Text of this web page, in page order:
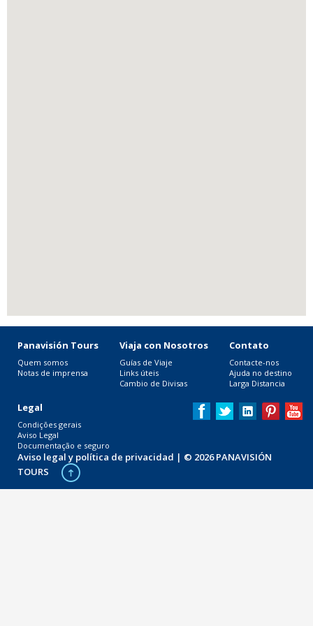
Panavisión Tours
Quem somos
Notas de imprensa
Viaja con Nosotros
Guías de Viaje
Links úteis
Cambio de Divisas
Contato
Contacte-nos
Ajuda no destino
Larga Distancia
Legal
Condições gerais
Aviso Legal
Documentação e seguro
Aviso legal y política de privacidad | © 2026 PANAVISIÓN
TOURS